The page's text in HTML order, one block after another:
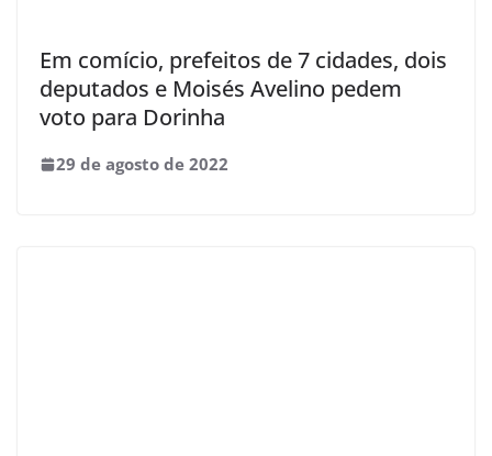
Em comício, prefeitos de 7 cidades, dois
deputados e Moisés Avelino pedem
voto para Dorinha
29 de agosto de 2022